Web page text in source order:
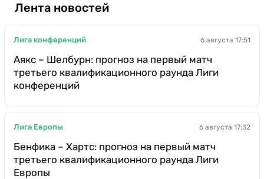
Лента новостей
Лига конференций 6 августа 17:51
Аякс – Шелбурн: прогноз на первый матч
третьего квалификационного раунда Лиги
конференций
Лига Европы 6 августа 17:32
Бенфика – Хартс: прогноз на первый матч
третьего квалификационного раунда Лиги
Европы